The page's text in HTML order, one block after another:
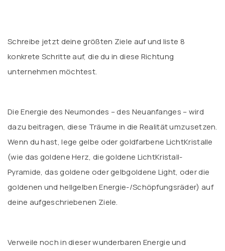
Schreibe jetzt deine größten Ziele auf und liste 8
konkrete Schritte auf, die du in diese Richtung
unternehmen möchtest.
Die Energie des Neumondes – des Neuanfanges – wird
dazu beitragen, diese Träume in die Realität umzusetzen.
Wenn du hast, lege gelbe oder goldfarbene LichtKristalle
(wie das goldene Herz, die goldene LichtKristall-
Pyramide, das goldene oder gelbgoldene Light, oder die
goldenen und hellgelben Energie-/Schöpfungsräder) auf
deine aufgeschriebenen Ziele.
Verweile noch in dieser wunderbaren Energie und